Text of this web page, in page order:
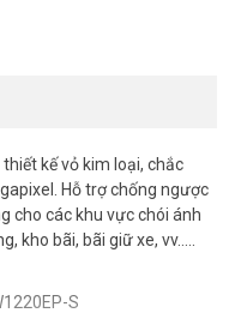
thiết kế vỏ kim loại, chắc
Hỗ trợ chống ngược
cho các khu vực chói ánh
kho bãi, bãi giữ xe, vv…..